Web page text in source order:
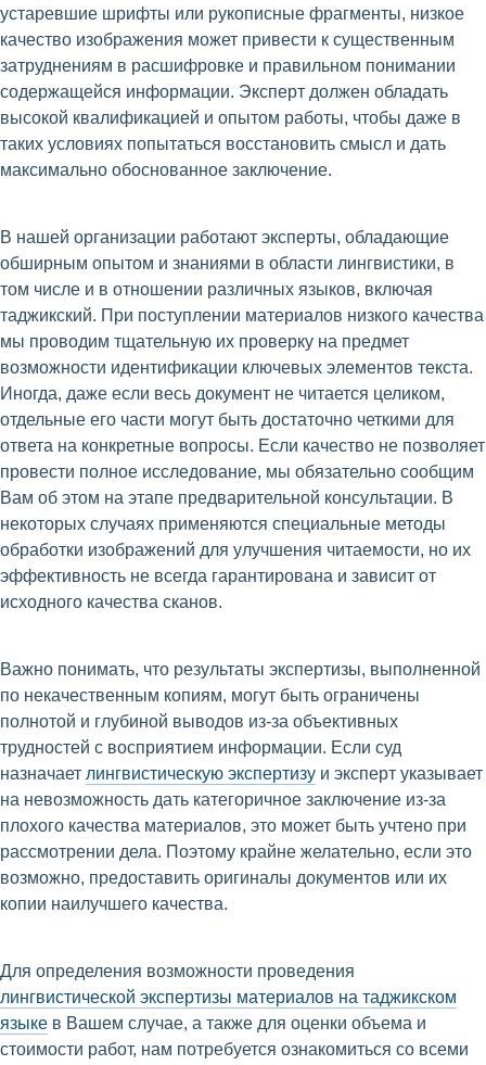
устаревшие шрифты или рукописные фрагменты, низкое
качество изображения может привести к существенным
затруднениям в расшифровке и правильном понимании
содержащейся информации. Эксперт должен обладать
высокой квалификацией и опытом работы, чтобы даже в
таких условиях попытаться восстановить смысл и дать
максимально обоснованное заключение.
В нашей организации работают эксперты, обладающие
обширным опытом и знаниями в области лингвистики, в
том числе и в отношении различных языков, включая
таджикский. При поступлении материалов низкого качества
мы проводим тщательную их проверку на предмет
возможности идентификации ключевых элементов текста.
Иногда, даже если весь документ не читается целиком,
отдельные его части могут быть достаточно четкими для
ответа на конкретные вопросы. Если качество не позволяет
провести полное исследование, мы обязательно сообщим
Вам об этом на этапе предварительной консультации. В
некоторых случаях применяются специальные методы
обработки изображений для улучшения читаемости, но их
эффективность не всегда гарантирована и зависит от
исходного качества сканов.
Важно понимать, что результаты экспертизы, выполненной
по некачественным копиям, могут быть ограничены
полнотой и глубиной выводов из-за объективных
трудностей с восприятием информации. Если суд
назначает лингвистическую экспертизу и эксперт указывает
на невозможность дать категоричное заключение из-за
плохого качества материалов, это может быть учтено при
рассмотрении дела. Поэтому крайне желательно, если это
возможно, предоставить оригиналы документов или их
копии наилучшего качества.
Для определения возможности проведения
лингвистической экспертизы материалов на таджикском
языке в Вашем случае, а также для оценки объема и
стоимости работ, нам потребуется ознакомиться со всеми